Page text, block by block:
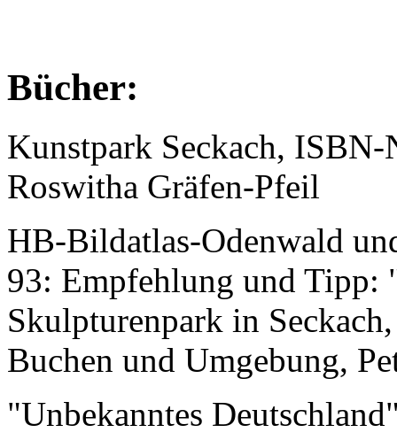
Bücher:
Kunstpark Seckach,
Roswitha Gräfen-Pfeil
HB-Bildatlas-Odenwald
93: Empfehlung und Tipp:
Skulpturenpark in
Buchen und Umgebung,
"Unbekanntes